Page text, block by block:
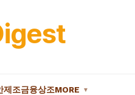
제조금융상조MORE ▼